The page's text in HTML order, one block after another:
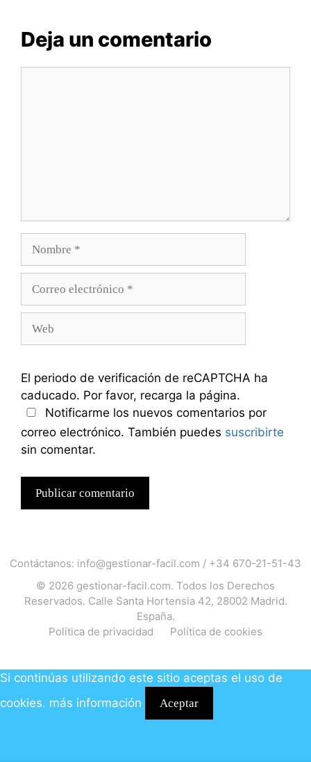
Deja un comentario
El periodo de verificación de reCAPTCHA ha
caducado. Por favor, recarga la página.
Notificarme los nuevos comentarios por
correo electrónico. También puedes suscribirte
sin comentar.
Contáctanos: info@gestionar-facil.com / +34 670-21-51-43
© 2026 gestionar-facil.com. Todos los Derechos
Reservados. Calle Santa Hortensia 42, 28002 Madrid.
España.
Política de privacidad
Política de cookies
Si continúas utilizando este sitio aceptas el uso de
cookies. más información Aceptar